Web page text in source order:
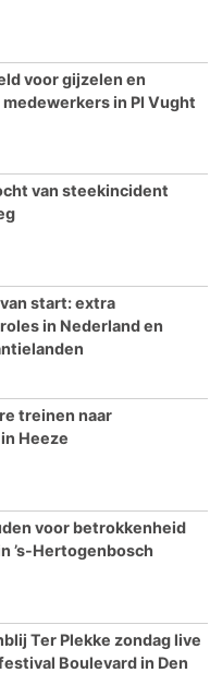
voor gijzelen en
in PI Vught
van steekincident
start: extra
in Nederland en
treinen naar
Heeze
voor betrokkenheid
’s-Hertogenbosch
Ter Plekke zondag live
Boulevard in Den